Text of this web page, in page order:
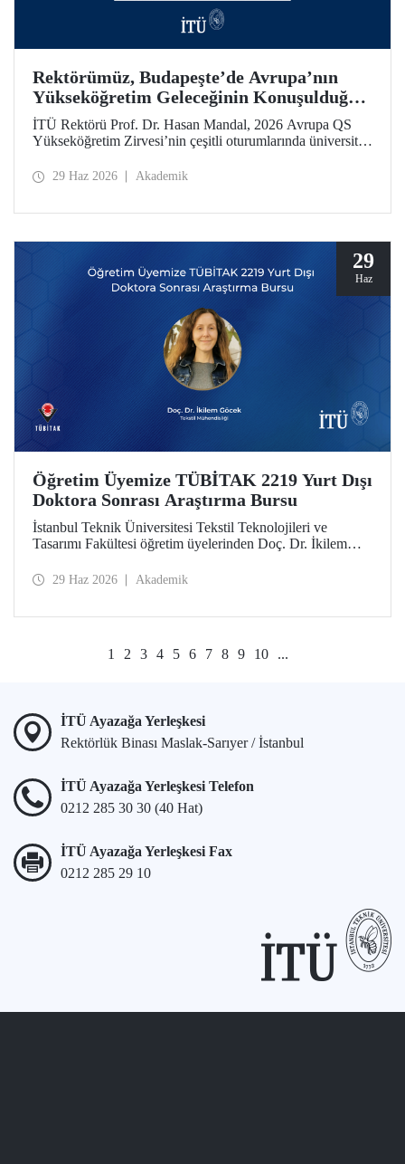
Rektörümüz, Budapeşte’de Avrupa’nın
Yükseköğretim Geleceğinin Konuşulduğu
Zirvedeydi
İTÜ Rektörü Prof. Dr. Hasan Mandal, 2026 Avrupa QS
Yükseköğretim Zirvesi’nin çeşitli oturumlarında üniversite
29 Haz 2026 Akademik
29
Haz
Öğretim Üyemize TÜBİTAK 2219 Yurt Dışı
Doktora Sonrası Araştırma Bursu
İstanbul Teknik Üniversitesi Tekstil Teknolojileri ve
Tasarımı Fakültesi öğretim üyelerinden Doç. Dr. İkilem
of Textile Substrates via Selective Metallisation for
29 Haz 2026 Akademik
1 2 3 4 5 6 7 8 9 10 ...
İTÜ Ayazağa Yerleşkesi
Rektörlük Binası Maslak-Sarıyer / İstanbul
İTÜ Ayazağa Yerleşkesi Telefon
0212 285 30 30 (40 Hat)
İTÜ Ayazağa Yerleşkesi Fax
0212 285 29 10